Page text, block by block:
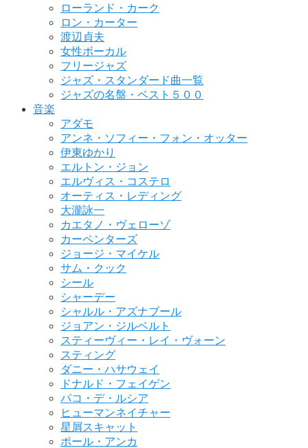
ローランド・カーク
ロン・カーター
渡辺貞夫
女性ボーカル
フリージャズ
ジャズ・スタンダード曲一覧
ジャズの名盤・ベスト５００
音楽
アダモ
アンネ・ソフィー・フォン・オッター
伊東ゆかり
エルトン・ジョン
エルヴィス・コステロ
オーティス・レディング
大瀧詠一
カエタノ・ヴェローゾ
カーペンターズ
ジョージ・マイケル
サム・クック
シール
シャーデー
シャルル・アズナブール
ジョアン・ジルベルト
スティーヴィー・レイ・ヴォーン
スティング
ダニー・ハサウェイ
ドナルド・フェイゲン
パコ・デ・ルシア
ヒューマンネイチャー
星屑スキャット
ポール・アンカ